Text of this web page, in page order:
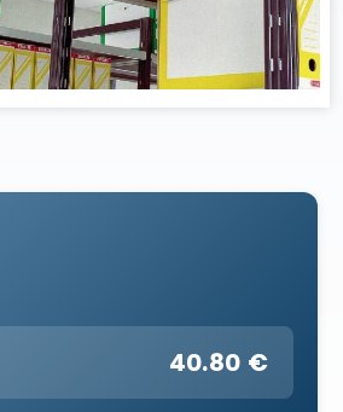
40.80 €